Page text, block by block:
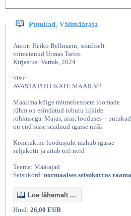
Putukad. Välimääraja
Autor: Heiko Bellmann; sisuliselt
toimetanud Urmas Tartes
Kirjastus: Varrak, 2024
Sisu:
AVASTA PUTUKATE MAAILM!
Maailma kõige mitmekesisem loomade
rühm on esindatud tohutu liikide
rohkusega. Majas, aias, looduses – putukad
on end sisse seadnud igasse nišši.
Kompaktne loodusjuht mahub igasse
seljakotti ja aitab teil neid
Teema: Määrajad
Seisukord: normaalses seisukorras
Loe lähemalt ...
Hind: 26,00 EUR